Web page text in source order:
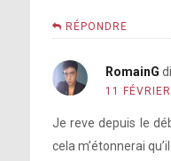
RÉPONDRE
RomainG
11
Je reve depuis le
cela m’étonnerai